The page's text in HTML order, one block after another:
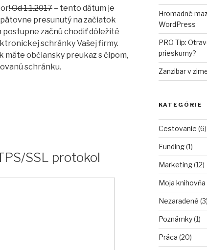
Od 1.1.2017 – tento dátum je
presunutý na začiatok
postupne začnú chodiť dôležité
schránky Vašej firmy.
máte občiansky preukaz s čipom,
schránku.
SSL protokol
Hromadné
WordPress
PRO Tip:
prieskumy?
Zanzibar v
KATEGÓRIE
Cestovanie (6)
Funding(1)
Marketing(12)
Moja knihovňa
Nezaradené (3)
Poznámky(1)
Práca (20)